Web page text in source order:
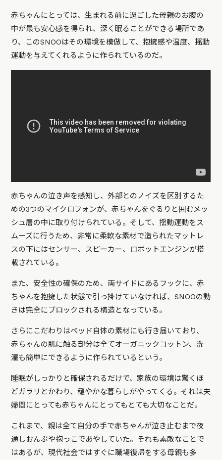
赤ちゃんにとっては、生まれる前に過ごした母親のお腹の
中が最も安心感を得られ、深く眠ることができる場所であ
り、このSNOOはその環境を模倣して、抱擁感や温度、揺動
運動を与えてくれるように作られているのだ。
赤ちゃんの泣き声を感知し、外部とのノイズを区別するた
めの3つのマイクロフォンが、赤ちゃんをぐるりと囲むメッ
シュ層の中に取り付けられている。そして、揺動運動をス
ムーズに行うため、非常に柔軟な素材で造られたマットレ
スの下にはセンサー、スピーカー、ロボットエンジンが搭
載されている。
また、安全性の確保のため、両サイドにあるフックに、赤
ちゃんを抱擁した状態で引っ掛けていなければ、SNOOの動
きは完全にブロックされる構造となっている。
さらにこだわりはベッド自体の素材にも行き届いており、
赤ちゃんの肌に触る部分は全てオーガニックコットン、洗
濯も簡単にできるように作られているという。
睡眠がしっかりと確保されるだけで、家族の環境は驚くほ
どガラリとかわり、穏やかな暮らしがやってくる。それは夫
婦間にとっても赤ちゃんにとってもとても大切なことだ。
これまで、親は全て自分の手で赤ちゃんが泣き止むまで夜
通しおんぶや抱っこであやしていた。それも素敵なことで
はあるが、現代社会ではすぐに職場復帰をする母親も多